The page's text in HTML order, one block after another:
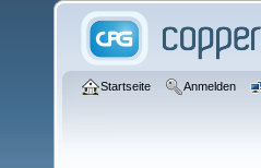
Startseite Anmelden